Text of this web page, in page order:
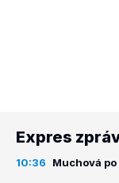
Expres
10:36 Muchová